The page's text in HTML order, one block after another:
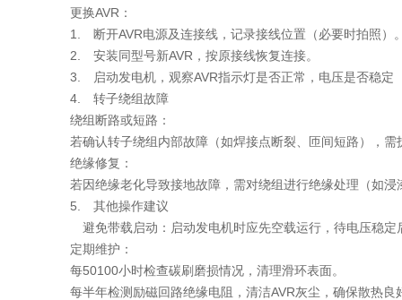
换AVR：
断开AVR电源及连接线，记录接线位置（必要时拍照
安装同型号新AVR，按原接线恢复连接。
启动发电机，观察AVR指示灯是否正常，电压是否稳定（部
转子绕组故障
组断路或短路：
确认转子绕组内部故障（如焊接点断裂、匝间短路），需拆
缘修复：
因绝缘老化导致接地故障，需对绕组进行绝缘处理（如浸漆
其他操作建议
免带载启动：启动发电机时应先空载运行，待电压稳定后
期维护：
50100小时检查碳刷磨损情况，清理滑环表面。
半年检测励磁回路绝缘电阻，清洁AVR灰尘，确保散热